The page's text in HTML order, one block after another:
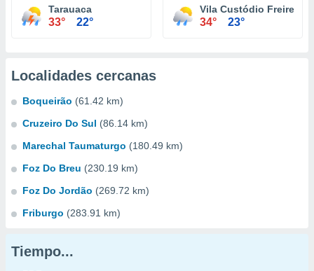
Tarauaca
33° 22°
Vila Custódio Freire
34° 23°
Localidades cercanas
Boqueirão (61.42 km)
Cruzeiro Do Sul (86.14 km)
Marechal Taumaturgo (180.49 km)
Foz Do Breu (230.19 km)
Foz Do Jordão (269.72 km)
Friburgo (283.91 km)
Tiempo...